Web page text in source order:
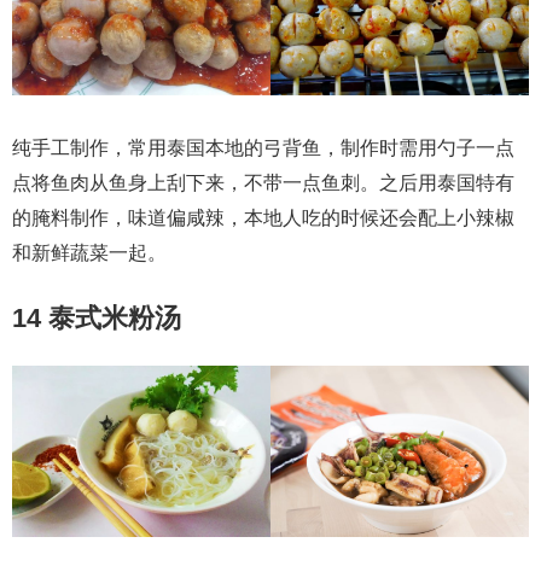
纯手工制作，常用泰国本地的弓背鱼，制作时需用勺子一点
点将鱼肉从鱼身上刮下来，不带一点鱼刺。之后用泰国特有
的腌料制作，味道偏咸辣，本地人吃的时候还会配上小辣椒
和新鲜蔬菜一起。
14 泰式米粉汤